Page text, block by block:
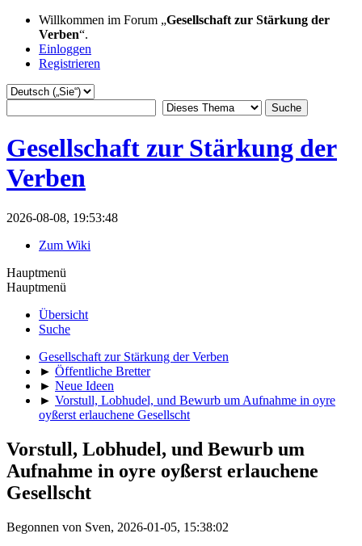
Willkommen im Forum „Gesellschaft zur Stärkung der
Verben“.
Einloggen
Registrieren
Gesellschaft zur Stärkung der
Verben
2026-08-08, 19:53:48
Zum Wiki
Hauptmenü
Hauptmenü
Übersicht
Suche
Gesellschaft zur Stärkung der Verben
► Öffentliche Bretter
► Neue Ideen
► Vorstull, Lobhudel, und Bewurb um Aufnahme in oyre
oyßerst erlauchene Gesellscht
Vorstull, Lobhudel, und Bewurb um
Aufnahme in oyre oyßerst erlauchene
Gesellscht
Begonnen von Sven, 2026-01-05, 15:38:02